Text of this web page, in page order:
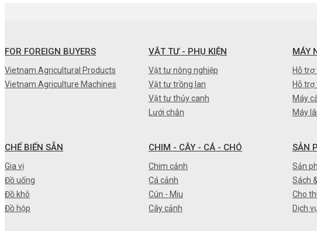
•
• Máy nông nghiệp
• Thiết bị-Phương tiện
•
• Sản phẩm- Dịch vụ #
• Kỹ thuật - Công nghệ
FOR FOREIGN BUYERS
Vietnam Agricultural Products
Vietnam Agriculture Machines
VẬT TƯ - PHỤ KIỆN
Vật tư nông nghiệp
Vật tư trồng lan
Vật tư thủy canh
Lưới chắn
MÁY
Hỗ
Hỗ trợ
Máy
Máy
CHẾ BIẾN SẴN
Gia vị
Đồ uống
Đồ khô
Đồ hộp
CHIM - CÂY - CÁ - CHÓ
Chim cảnh
Cá cảnh
Cún - Miu
Cây cảnh
SẢN
Sản
Sách
Cho
Dịch